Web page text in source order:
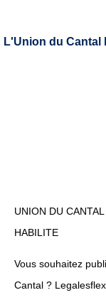
L'Union du
UNION DU
HABILITE
Vous souhaitez
Cantal ?